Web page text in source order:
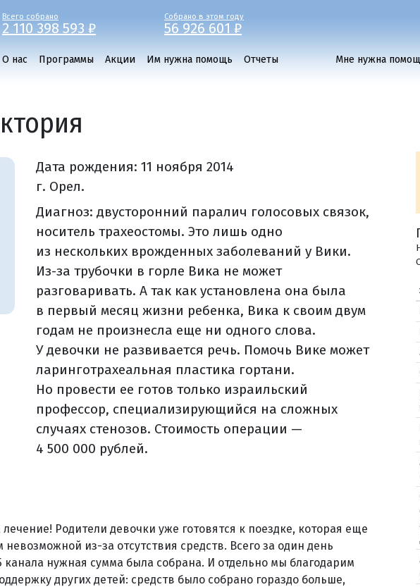
Всего собрано
2 110 398 593 ₽
Собрано в этом году
56 926 601 ₽
О нас Программы Акции Им нужна помощь Отчеты Мне нужна
Дата рождения:11 ноября 2014
г. Орел.
Диагноз: двусторонний паралич голосовых связок,
носитель трахеостомы. Это лишь одно
из нескольких врожденных заболеваний у Вики.
Из-за трубочки в горле Вика не может
разговаривать. А так как установлена она была
в первый месяц жизни ребенка, Вика к своим двум
годам не произнесла еще ни одного слова.
У девочки не развивается речь. Помочь Вике может
ларинготрахеальная пластика гортани.
Но провести ее готов только израильский
профессор, специализирующийся на сложных
случаях стенозов. Стоимость операции —
4 500 000 рублей.
Родители девочки уже готовятся к поездке, которая еще
из-за отсутствия средств. Всего за один день
канала нужная сумма была собрана. И отдельно мы благодарим
других детей: средств было собрано гораздо больше,